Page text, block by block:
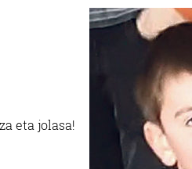
eta jolasa!